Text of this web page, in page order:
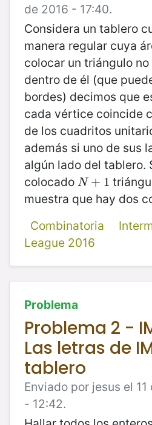
de 2016 - 17:40.
Considera un tablero
manera regular cuya
colocar un triángulo
dentro de él (que
bordes) decimos que
cada vértice coincide
de los cuadritos
además si uno de sus
algún lado del tablero.
colocado N + 1
N+1
muestra que hay dos
Combinatoria
League 2016
Problema
Problema 2 -
Las letras de
tablero
Enviado por jesus el
- 12:42.